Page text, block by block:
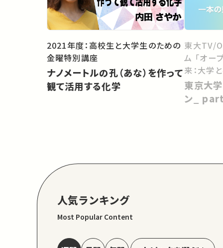
2021年度：高校生と大学生のための
金曜特別講座
ナノメートルの孔（あな）を作って
観て活用する化学
東大TV/
ム 「オー
来：大学
向けて」
東京大
ン_
人気ランキング
Most Popular Content